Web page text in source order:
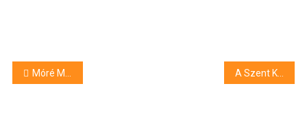
Bejegyzés
Móré Mihály műveiből nyílt emlékkiállítás Debrecenben